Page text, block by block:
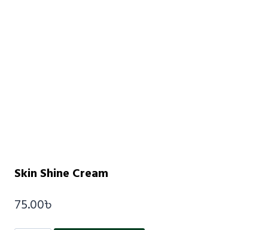
Skin Shine Cream
75.00৳